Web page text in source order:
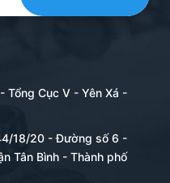
gia công, đóng gói.
hàng hóa.
theo yêu cầu của
Tổng Cục V - Yên Xá -
18/20 - Đường số 6 -
Tân Bình - Thành phố